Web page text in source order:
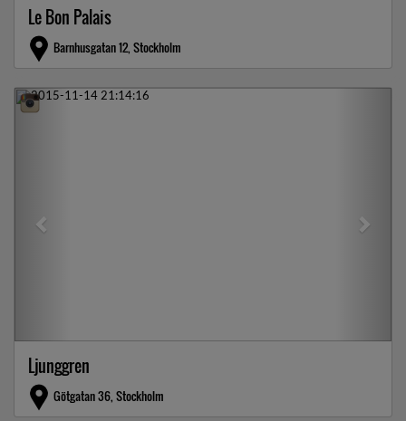
Le Bon Palais
Barnhusgatan 12, Stockholm
Previous
Ljunggren
Götgatan 36, Stockholm